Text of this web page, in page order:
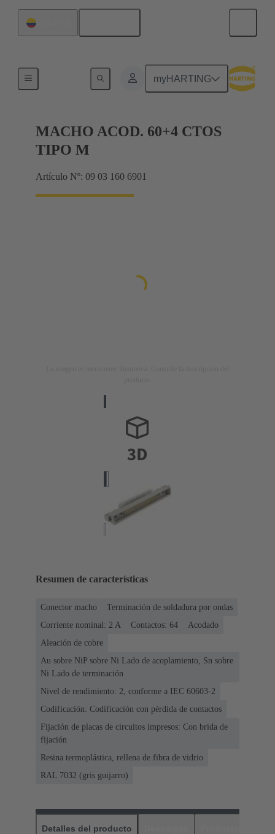
myHARTING
Terminación de placa madre a tarjeta hija
MACHO ACOD. 60+4 CTOS
TIPO M
Artículo Nº: 09 03 160 6901
Resumen de características
Conector macho
Terminación de soldadura por ondas
Corriente nominal: ‌2 A
Contactos: 64
Acodado
Aleación de cobre
Au sobre NiP sobre Ni Lado de acoplamiento, Sn sobre
Ni Lado de terminación
Nivel de rendimiento: 2, conforme a IEC 60603-2
Codificación: Codificación con pérdida de contactos
Fijación de placas de circuitos impresos: Con brida de
fijación
Resina termoplástica, rellena de fibra de vidrio
RAL 7032 (gris guijarro)
Detalles del producto